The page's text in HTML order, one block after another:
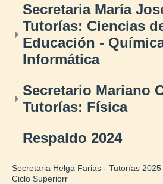
Secretaria María
Tutorías: Ciencias
Educación -
Informática
Secretario Mariano
Tutorías: Física
Respaldo 2024
Secretaria Helga Farias - Tutorías
Ciclo Superiorr